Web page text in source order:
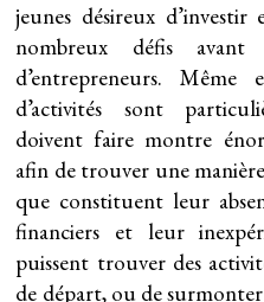
jeunes désireux
nombreux défis
d’entrepreneurs. Même
d’activités sont
doivent faire montre
afin de trouver une
que constituent leur
financiers et leur
puissent trouver des
de départ, ou de